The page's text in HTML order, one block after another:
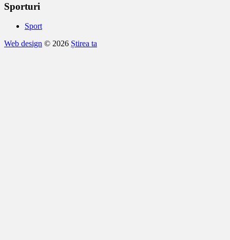
Sporturi
Sport
Web design © 2026 Știrea ta